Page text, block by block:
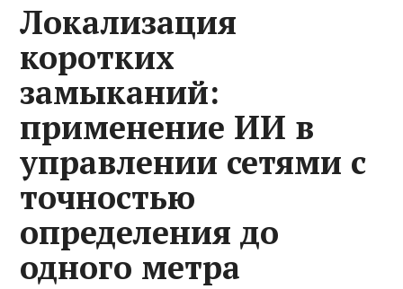
Локализация
коротких
замыканий:
применение ИИ в
управлении сетями с
точностью
определения до
одного метра